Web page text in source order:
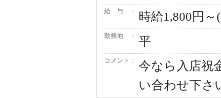
給 与 ： 時給1,800円
勤務地 ： 平
コメント：
今なら入店祝
い合わせ下さ